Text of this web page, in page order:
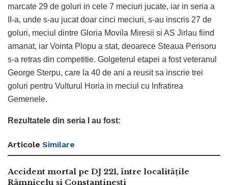
marcate 29 de goluri in cele 7 meciuri jucate, iar in seria a
II-a, unde s-au jucat doar cinci meciuri, s-au inscris 27 de
goluri, meciul dintre Gloria Movila Miresii si AS Jirlau fiind
amanat, iar Vointa Plopu a stat, deoarece Steaua Perisoru
s-a retras din competitie. Golgeterul etapei a fost veteranul
George Sterpu, care la 40 de ani a reusit sa inscrie trei
goluri pentru Vulturul Horia in meciul cu Infratirea
Gemenele.
Rezultatele din seria I au fost:
Articole Similare
Accident mortal pe DJ 221, între localitățile
Râmnicelu și Constantinești